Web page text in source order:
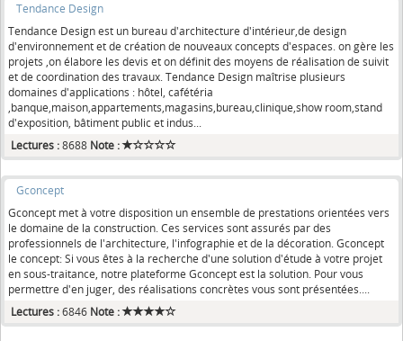
Tendance Design
Tendance Design est un bureau d'architecture d'intérieur,de design
d'environnement et de création de nouveaux concepts d'espaces. on gère les
projets ,on élabore les devis et on définit des moyens de réalisation de suivit
et de coordination des travaux. Tendance Design maîtrise plusieurs
domaines d'applications : hôtel, cafétéria
,banque,maison,appartements,magasins,bureau,clinique,show room,stand
d'exposition, bâtiment public et indus...
Lectures :8688 Note :
Gconcept
Gconcept met à votre disposition un ensemble de prestations orientées vers
le domaine de la construction. Ces services sont assurés par des
professionnels de l'architecture, l'infographie et de la décoration. Gconcept
le concept: Si vous êtes à la recherche d'une solution d'étude à votre projet
en sous-traitance, notre plateforme Gconcept est la solution. Pour vous
permettre d'en juger, des réalisations concrètes vous sont présentées....
Lectures :6846 Note :